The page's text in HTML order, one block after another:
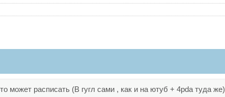
может расписать (В гугл сами , как и на ютуб + 4pda туда же)